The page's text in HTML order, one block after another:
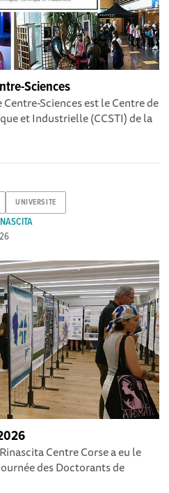
Sciences
Sciences est le Centre de
et Industrielle (CCSTI) de la
UNIVERSITE
Centre Corse a eu le
des Doctorants de